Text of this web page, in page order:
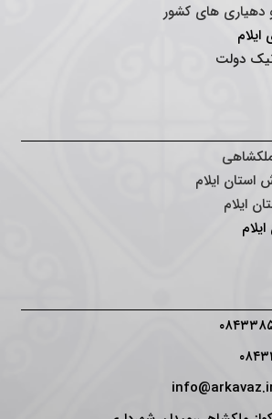
دهیاری های کشور
م
دولت
استان ایلام
ایلام